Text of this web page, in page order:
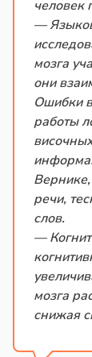
человек
—
мозга
они
Ошибки
работы
Вернике,
речи,
слов.
—
мозга
снижая